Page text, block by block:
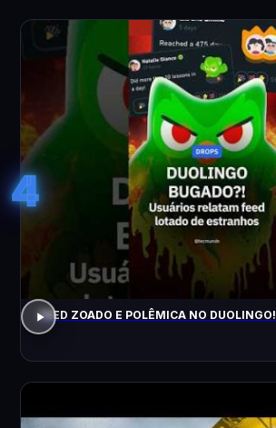
4
FEED ZOADO E POLÊMICA NO DUOLINGO!